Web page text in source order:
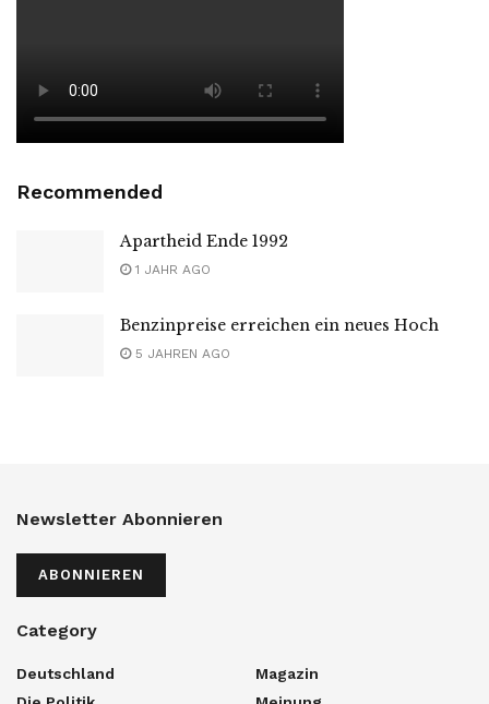
Recommended
Apartheid Ende 1992
1 JAHR AGO
Benzinpreise erreichen ein neues Hoch
5 JAHREN AGO
Newsletter Abonnieren
ABONNIEREN
Category
Deutschland
Magazin